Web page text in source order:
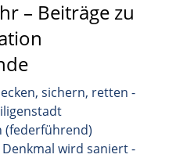
– Beiträge zu
sichern, retten -
(federführend)
Denkmal wird saniert -